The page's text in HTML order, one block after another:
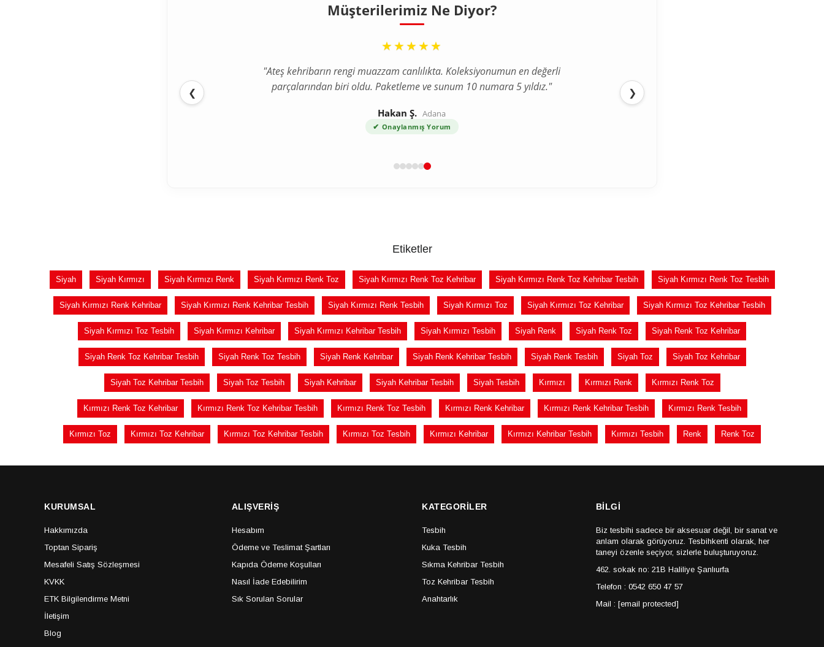
Müşterilerimiz Ne Diyor?
❮
“
★★★★★
"Ateş kehribarın rengi muazzam canlılıkta. Koleksiyonumun en değerli
parçalarından biri oldu. Paketleme ve sunum 10 numara 5 yıldız."
Hakan Ş. Adana
✔ Onaylanmış Yorum
❯
Etiketler
Siyah Siyah Kırmızı Siyah Kırmızı Renk Siyah Kırmızı Renk Toz Siyah Kırmızı Renk Toz Kehribar Siyah Kırmızı Renk Toz Kehribar Tesbih Siyah Kırmızı Renk Toz Tesbih
Siyah Kırmızı Renk Kehribar Siyah Kırmızı Renk Kehribar Tesbih Siyah Kırmızı Renk Tesbih Siyah Kırmızı Toz Siyah Kırmızı Toz Kehribar Siyah Kırmızı Toz Kehribar Tesbih
Siyah Kırmızı Toz Tesbih Siyah Kırmızı Kehribar Siyah Kırmızı Kehribar Tesbih Siyah Kırmızı Tesbih Siyah Renk Siyah Renk Toz Siyah Renk Toz Kehribar
Siyah Renk Toz Kehribar Tesbih Siyah Renk Toz Tesbih Siyah Renk Kehribar Siyah Renk Kehribar Tesbih Siyah Renk Tesbih Siyah Toz Siyah Toz Kehribar
Siyah Toz Kehribar Tesbih Siyah Toz Tesbih Siyah Kehribar Siyah Kehribar Tesbih Siyah Tesbih Kırmızı Kırmızı Renk Kırmızı Renk Toz
Kırmızı Renk Toz Kehribar Kırmızı Renk Toz Kehribar Tesbih Kırmızı Renk Toz Tesbih Kırmızı Renk Kehribar Kırmızı Renk Kehribar Tesbih Kırmızı Renk Tesbih
Kırmızı Toz Kırmızı Toz Kehribar Kırmızı Toz Kehribar Tesbih Kırmızı Toz Tesbih Kırmızı Kehribar Kırmızı Kehribar Tesbih Kırmızı Tesbih Renk Renk Toz
KURUMSAL
Hakkımızda
Toptan Sipariş
Mesafeli Satış Sözleşmesi
KVKK
ETK Bilgilendirme Metni
İletişim
Blog
ALIŞVERİŞ
Hesabım
Ödeme ve Teslimat Şartları
Kapıda Ödeme Koşulları
Nasıl İade Edebilirim
Sık Sorulan Sorular
KATEGORİLER
Tesbih
Kuka Tesbih
Sıkma Kehribar Tesbih
Toz Kehribar Tesbih
Anahtarlık
BİLGİ
Biz tesbihi sadece bir aksesuar değil, bir sanat ve
anlam olarak görüyoruz. Tesbihkenti olarak, her
taneyi özenle seçiyor, sizlerle buluşturuyoruz.
462. sokak no: 21B Haliliye Şanlıurfa
Telefon : 0542 650 47 57
Mail : [email protected]